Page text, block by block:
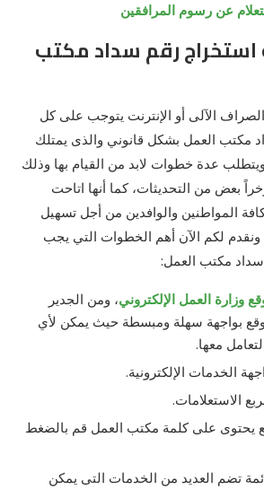
عن رسوم المرافقين
رقم سداد مكتب
الآلى أو الإنترنت يتوجب على كل
مكتب العمل بشكل قانوني والذى يمتلك
فقط ويتطلب عدة خطوات لابد من القيام بها وذلك
بعض من التحديثات، كما أنها اتاحت
المواطنين والوافدين من أجل تسهيل
لكم الآن أهم الخطوات التي يجب
سداد مكتب العمل:
وزارة العمل الإلكتروني، ومن الجدير
بواجهة سهلة ومبسطة حيث يمكن لأي
معها.
الخدمات الإلكترونية.
الاستعلامات.
على كلمة مكتب العمل قم بالضغط
تضم العديد من الخدمات التى يمكن